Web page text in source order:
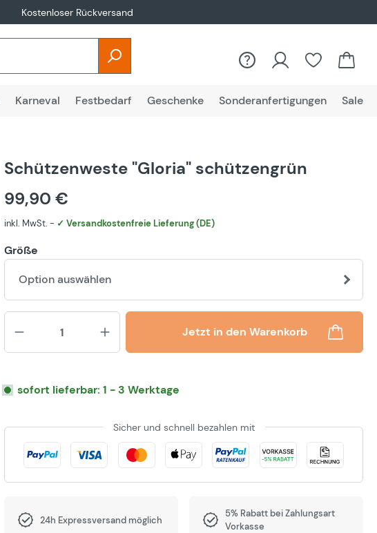
Kostenloser Rückversand
Karneval Festbedarf Geschenke Sonderanfertigungen Sale
Schützenweste "Gloria" schützengrün
99,90 €
inkl. MwSt. - ✓ Versandkostenfreie Lieferung (DE)
Größe
Option auswählen
Produkt Anzahl: Gib den
Jetzt in den Warenkorb
sofort lieferbar: 1 - 3 Werktage
Sicher und schnell bezahlen mit
24h Expressversand möglich
5% Rabatt bei Zahlungsart
Vorkasse